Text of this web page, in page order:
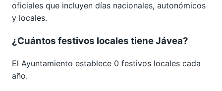
oficiales que incluyen días nacionales, autonómicos
y locales.
¿Cuántos festivos locales tiene Jávea?
El Ayuntamiento establece 0 festivos locales cada
año.